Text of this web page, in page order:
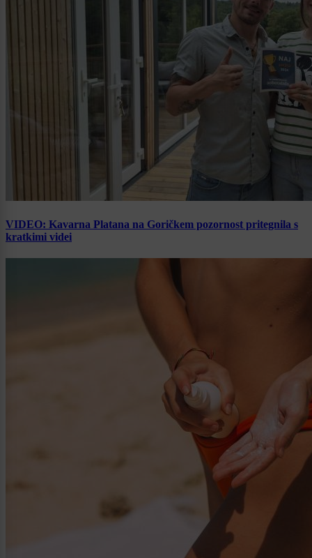
VIDEO: Kavarna Platana na Goričkem pozornost pritegnila s
kratkimi videi